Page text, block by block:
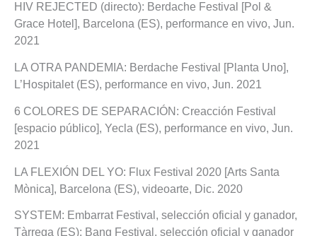
HIV REJECTED (directo): Berdache Festival [Pol &
Grace Hotel], Barcelona (ES), performance en vivo, Jun.
2021
LA OTRA PANDEMIA: Berdache Festival [Planta Uno],
L’Hospitalet (ES), performance en vivo, Jun. 2021
6 COLORES DE SEPARACIÓN: Creacción Festival
[espacio público], Yecla (ES), performance en vivo, Jun.
2021
LA FLEXIÓN DEL YO: Flux Festival 2020 [Arts Santa
Mònica], Barcelona (ES), videoarte, Dic. 2020
SYSTEM: Embarrat Festival, selección oficial y ganador,
Tàrrega (ES); Bang Festival, selección oficial y ganador